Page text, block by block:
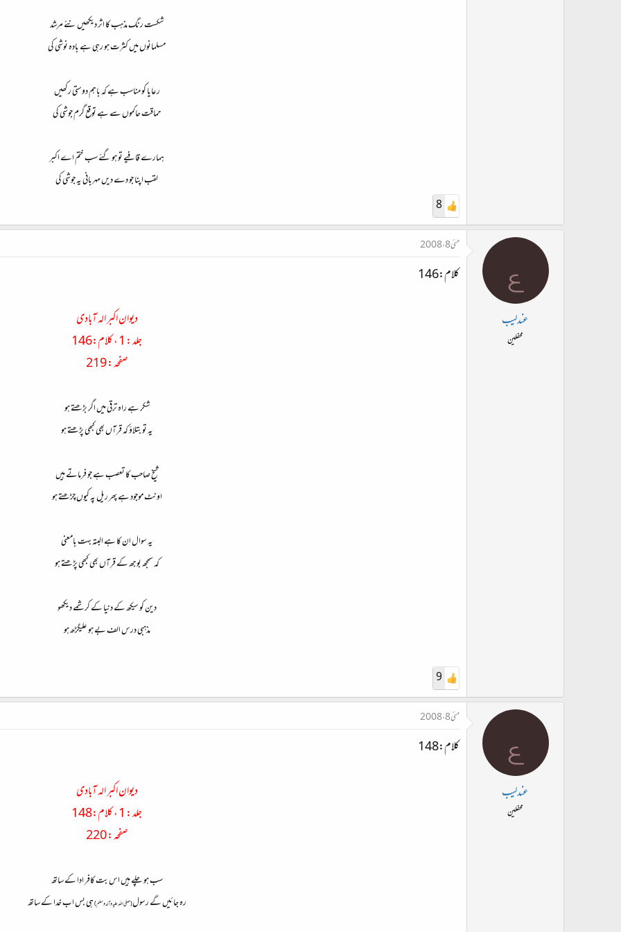
شکست رنگ مذہب کا اثر دیکھیں نئے مرشد
مسلمانوں میں کثرت ہو رہی ہے بادہ نوشی کی
رعایا کو مناسب ہے کہ باہم دوستی رکھیں
حماقت حاکموں سے ہے توقع گرم جوشی کی
ہمارے قافیے تو ہو گئے سب ختم اے اکبر
لقب اپنا جو دے دیں مہربانی یہ جوشی کی
8
ع
عندلیب
محفلین
مئی 8، 2008
کلام:146
دیوان اکبر الہ آبادی
جلد : 1 ، کلام:146
صفحہ : 219
شکر ہے راہ ترقی میں اگر بڑھتے ہو
یہ تو بتلاؤ کہ قرآں بھی کبھی پڑھتے ہو
شیخ صاحب کا تعصب ہے جو فرماتے ہیں
اونٹ موجود ہے پھر ریل پہ کیوں چڑھتے ہو
یہ سوال ان کا ہے البتہ بہت بامعنی
کہ سمجھ بوجھ کے قرآں بھی کبھی پڑھتے ہو
دین کو سیکھ کے دنیا کے کرشمے دیکھو
مذہبی درس الف بے ہو علیگڑھ ہو
9
ع
عندلیب
محفلین
مئی 8، 2008
کلام:148
دیوان اکبر الہ آبادی
جلد : 1 ، کلام:148
صفحہ : 220
سب ہو چلے ہیں اس بت کافر ادا کے ساتھ
رہ جائیں گے رسول(صلی اللہ علیہ وآلہ وسلم)ہی بس اب خدا کے ساتھ